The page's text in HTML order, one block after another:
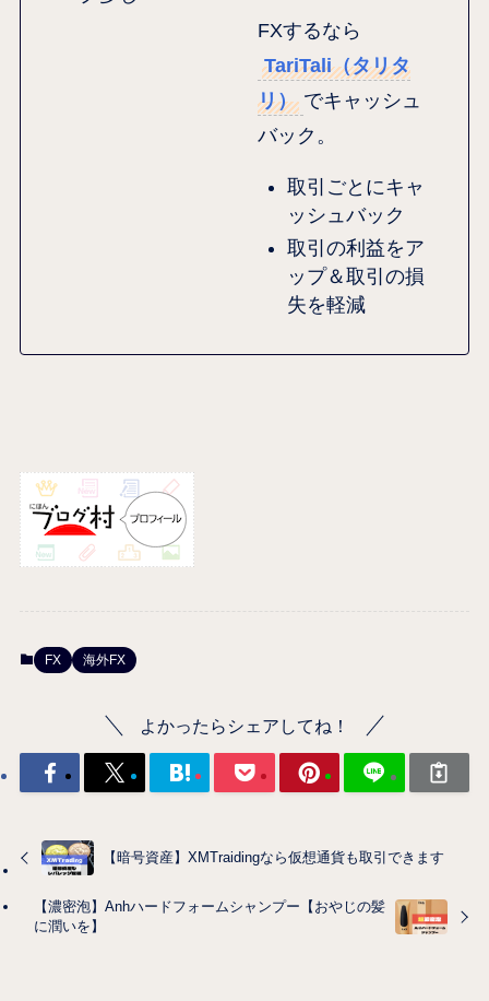
FXするなら
TariTali（タリタ
リ） でキャッシュ
バック。
取引ごとにキャ
ッシュバック
取引の利益をア
ップ＆取引の損
失を軽減
FX 海外FX
よかったらシェアしてね！
【暗号資産】XMTraidingなら仮想通貨も取引できます
【濃密泡】Anhハードフォームシャンプー【おやじの髪
に潤いを】